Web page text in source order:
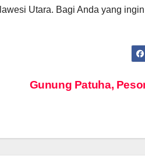
Utara. Bagi Anda yang
Gunung Patuha,